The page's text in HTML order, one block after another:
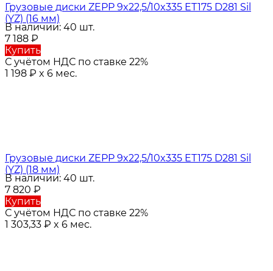
Грузовые диски ZEPP 9x22,5/10x335 ET175 D281 Sil
(YZ) (16 мм)
В наличии: 40 шт.
7 188 ₽
Купить
С учётом НДС по ставке 22%
1 198 ₽ x 6 мес.
Грузовые диски ZEPP 9x22,5/10x335 ET175 D281 Sil
(YZ) (18 мм)
В наличии: 40 шт.
7 820 ₽
Купить
С учётом НДС по ставке 22%
1 303,33 ₽ x 6 мес.